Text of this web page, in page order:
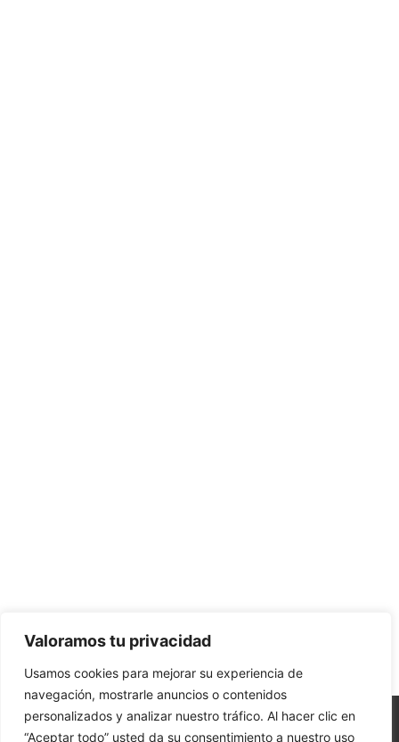
Valoramos tu privacidad
Usamos cookies para mejorar su experiencia de
navegación, mostrarle anuncios o contenidos
personalizados y analizar nuestro tráfico. Al hacer clic en
“Aceptar todo” usted da su consentimiento a nuestro uso
© Desinercia. 2026 Diseño Web N7